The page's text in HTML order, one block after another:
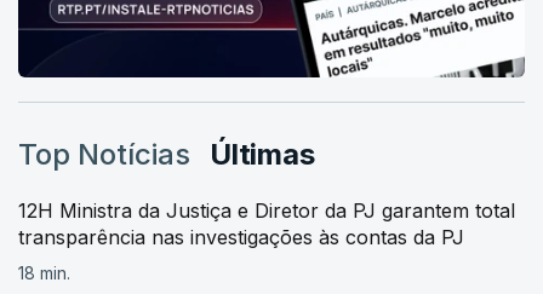
Top Notícias Últimas
12H Ministra da Justiça e Diretor da PJ garantem total
transparência nas investigações às contas da PJ
18 min.